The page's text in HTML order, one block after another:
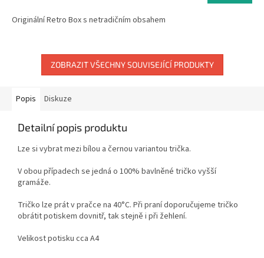
Originální Retro Box s netradičním obsahem
ZOBRAZIT VŠECHNY SOUVISEJÍCÍ PRODUKTY
Popis Diskuze
Detailní popis produktu
Lze si vybrat mezi bílou a černou variantou trička.
V obou případech se jedná o 100% bavlněné tričko vyšší
gramáže.
Tričko lze prát v pračce na 40°C. Při praní doporučujeme tričko
obrátit potiskem dovnitř, tak stejně i při žehlení.
Velikost potisku cca A4